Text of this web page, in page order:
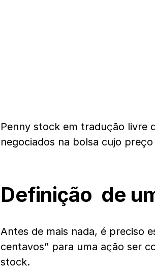
Penny stock em tradução livre
negociados na bolsa cujo
Definição de
Antes de mais nada, é preciso
centavos” para uma ação ser
stock.